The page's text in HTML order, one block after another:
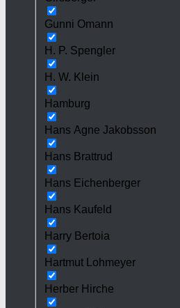
Gunni Omann
H. P. Spengler
H. W. Klein
Hamburg
Hans Agne Jakobsson
Hans Brattrud
Hans Eichenberger
Hans Kaufeld
Harry Bertoia
Hartmut Lohmeyer
Herber Hirche